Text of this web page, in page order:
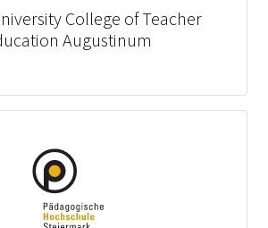
College of Teacher
Augustinum